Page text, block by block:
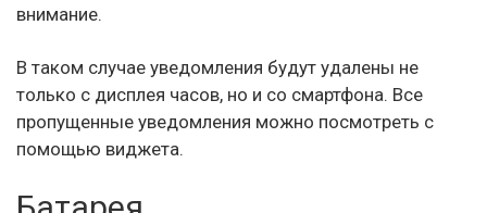
внимание.
В таком случае уведомления будут удалены не
только с дисплея часов, но и со смартфона. Все
пропущенные уведомления можно посмотреть с
помощью виджета.